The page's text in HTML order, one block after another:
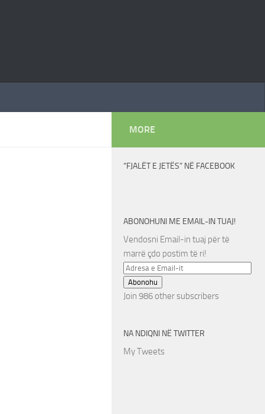
MORE
“FJALËT E JETËS” NË FACEBOOK
ABONOHUNI ME EMAIL-IN TUAJ!
Vendosni Email-in tuaj për të
marrë çdo postim të ri!
Adresa
e
Email-
Abonohu
Join 986 other subscribers
NA NDIQNI NË TWITTER
My Tweets